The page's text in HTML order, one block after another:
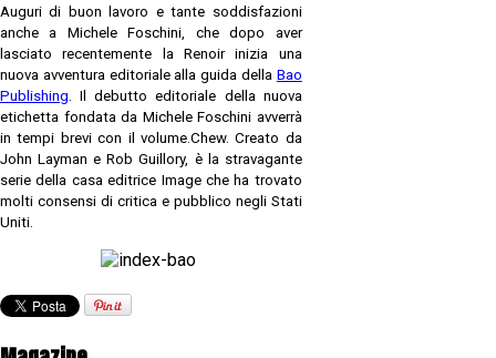
Auguri di buon lavoro e tante soddisfazioni
anche a Michele Foschini , che dopo aver
lasciato recentemente la Renoir inizia una
nuova avventura editoriale alla guida della Bao
Publishing . Il debutto editoriale della nuova
etichetta fondata da Michele Foschini avverrà
in tempi brevi con il volume.Chew. Creato da
John Layman e Rob Guillory, è la stravagante
serie della casa editrice Image che ha trovato
molti consensi di critica e pubblico negli Stati
Uniti.